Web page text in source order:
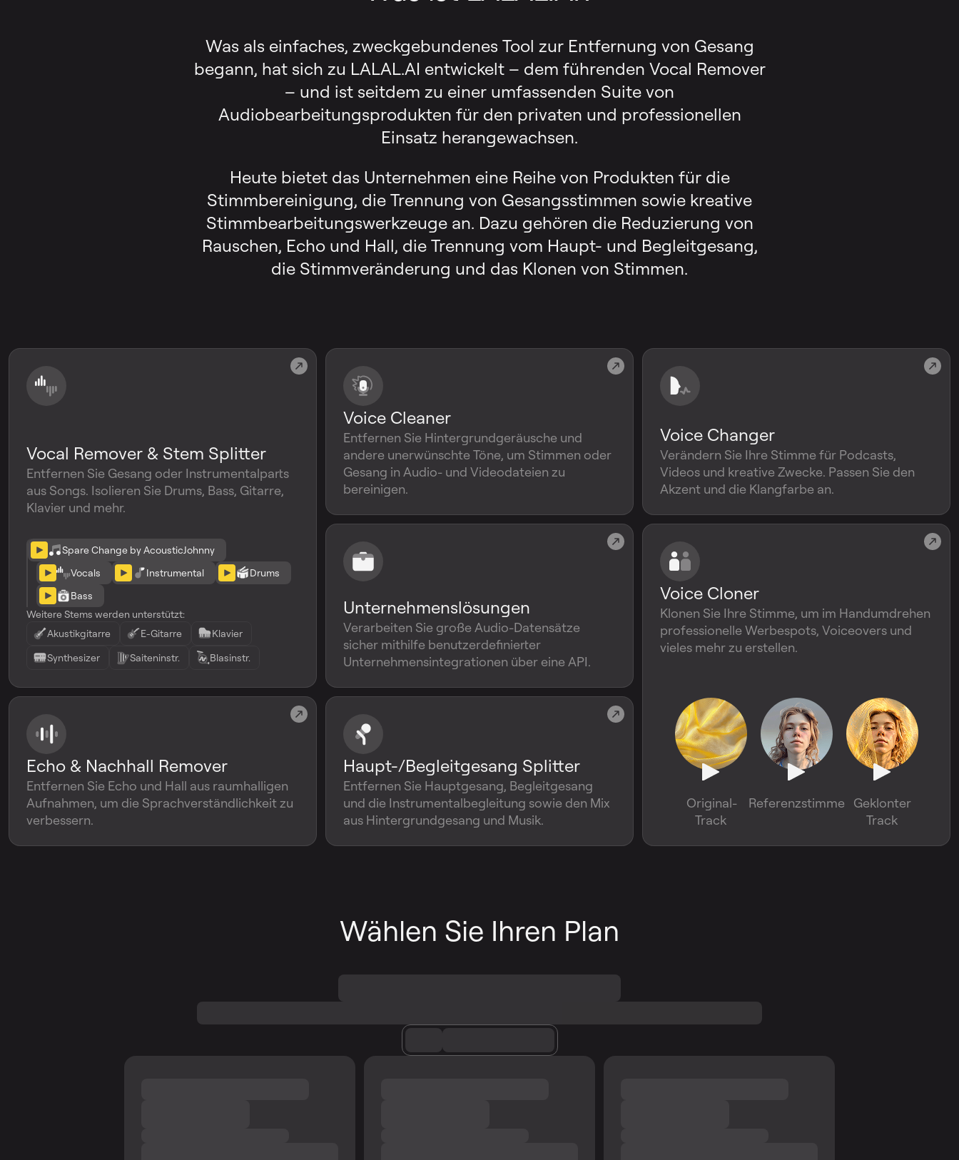
Was als einfaches, zweckgebundenes Tool zur Entfernung von Gesang
begann, hat sich zu LALAL.AI entwickelt – dem führenden Vocal Remover
– und ist seitdem zu einer umfassenden Suite von
Audiobearbeitungsprodukten für den privaten und professionellen
Einsatz herangewachsen.
Heute bietet das Unternehmen eine Reihe von Produkten für die
Stimmbereinigung, die Trennung von Gesangsstimmen sowie kreative
Stimmbearbeitungswerkzeuge an. Dazu gehören die Reduzierung von
Rauschen, Echo und Hall, die Trennung vom Haupt- und Begleitgesang,
die Stimmveränderung und das Klonen von Stimmen.
Vocal Remover & Stem Splitter
Entfernen Sie Gesang oder Instrumentalparts
aus Songs. Isolieren Sie Drums, Bass, Gitarre,
Klavier und mehr.
Spare Change by AcousticJohnny
Vocals
Instrumental
Drums
Bass
Weitere Stems werden unterstützt:
Akustikgitarre
E-Gitarre
Klavier
Synthesizer
Saiteninstr. Blasinstr.
Voice Cleaner
Entfernen Sie Hintergrundgeräusche und
andere unerwünschte Töne, um Stimmen oder
Gesang in Audio- und Videodateien zu
bereinigen.
Voice Changer
Verändern Sie Ihre Stimme für Podcasts,
Videos und kreative Zwecke. Passen Sie den
Akzent und die Klangfarbe an.
Unternehmenslösungen
Verarbeiten Sie große Audio-Datensätze
sicher mithilfe benutzerdefinierter
Unternehmensintegrationen über eine API.
Voice Cloner
Klonen Sie Ihre Stimme, um im Handumdrehen
professionelle Werbespots, Voiceovers und
vieles mehr zu erstellen.
Original-
Track
Referenzstimme
Geklonter
Track
Echo & Nachhall Remover
Entfernen Sie Echo und Hall aus raumhalligen
Aufnahmen, um die Sprachverständlichkeit zu
verbessern.
Haupt-/Begleitgesang Splitter
Entfernen Sie Hauptgesang, Begleitgesang
und die Instrumentalbegleitung sowie den Mix
aus Hintergrundgesang und Musik.
Wählen Sie Ihren Plan